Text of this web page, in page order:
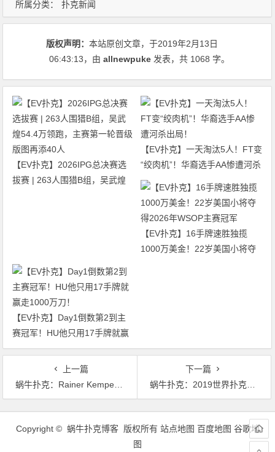
所属分类： 扑克新闻
版权声明：本站原创文章，于2019年2月13日
06:43:13，由allnewpuke 发表，共 1068 字。
【EV扑克】2026IPG总决赛选
拔赛 | 263人围猎B组，吴武煌
【EV扑克】一天淘汰5人！FT变
“绞肉机”！华裔选手AA惨遭河杀
出局！
【EV扑克】16手牌速胜独揽
1000万美金！22岁美国小将夺
【EV扑克】Day1倒数第2到主
赛冠军！HU他只用17手牌就赢
走1000万刀！
上一篇
蜗牛扑克：Rainer Kempe问鼎年度玩家排行榜
下一篇
蜗牛扑克：2019世界扑克锦标赛欧洲站将继续在捷克举办
文
Copyright © 蜗牛扑克博客 版权所有 站点地图 百度地图 谷歌地
图